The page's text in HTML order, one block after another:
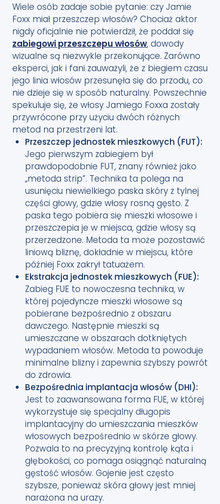
Wiele osób zadaje sobie pytanie: czy Jamie
Foxx miał przeszczep włosów? Chociaż aktor
nigdy oficjalnie nie potwierdził, że poddał się
zabiegowi przeszczepu włosów, dowody
wizualne są niezwykle przekonujące. Zarówno
eksperci, jak i fani zauważyli, że z biegiem czasu
jego linia włosów przesunęła się do przodu, co
nie dzieje się w sposób naturalny. Powszechnie
spekuluje się, że włosy Jamiego Foxxa zostały
przywrócone przy użyciu dwóch różnych
metod na przestrzeni lat.
Przeszczep jednostek mieszkowych (FUT):
Jego pierwszym zabiegiem był
prawdopodobnie FUT, znany również jako
„metoda strip”. Technika ta polega na
usunięciu niewielkiego paska skóry z tylnej
części głowy, gdzie włosy rosną gęsto. Z
paska tego pobiera się mieszki włosowe i
przeszczepia je w miejsca, gdzie włosy są
przerzedzone. Metoda ta może pozostawić
liniową bliznę, dokładnie w miejscu, które
później Foxx zakrył tatuażem.
Ekstrakcja jednostek mieszkowych (FUE):
Zabieg FUE to nowoczesna technika, w
której pojedyncze mieszki włosowe są
pobierane bezpośrednio z obszaru
dawczego. Następnie mieszki są
umieszczane w obszarach dotkniętych
wypadaniem włosów. Metoda ta powoduje
minimalne blizny i zapewnia szybszy powrót
do zdrowia.
Bezpośrednia implantacja włosów (DHI):
Jest to zaawansowana forma FUE, w której
wykorzystuje się specjalny długopis
implantacyjny do umieszczania mieszków
włosowych bezpośrednio w skórze głowy.
Pozwala to na precyzyjną kontrolę kąta i
głębokości, co pomaga osiągnąć naturalną
gęstość włosów. Gojenie jest często
szybsze, ponieważ skóra głowy jest mniej
narażona na urazy.